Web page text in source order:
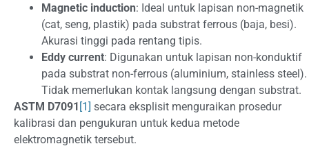
Magnetic induction: Ideal untuk lapisan non-magnetik
(cat, seng, plastik) pada substrat ferrous (baja, besi).
Akurasi tinggi pada rentang tipis.
Eddy current: Digunakan untuk lapisan non-konduktif
pada substrat non-ferrous (aluminium, stainless steel).
Tidak memerlukan kontak langsung dengan substrat.
ASTM D7091 [1] secara eksplisit menguraikan prosedur
kalibrasi dan pengukuran untuk kedua metode
elektromagnetik tersebut.